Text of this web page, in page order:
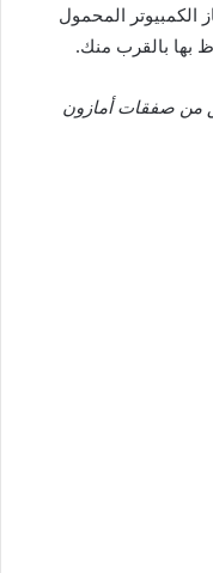
الكمبيوتر المحمول
بها بالقرب منك.
من صفقات أمازون